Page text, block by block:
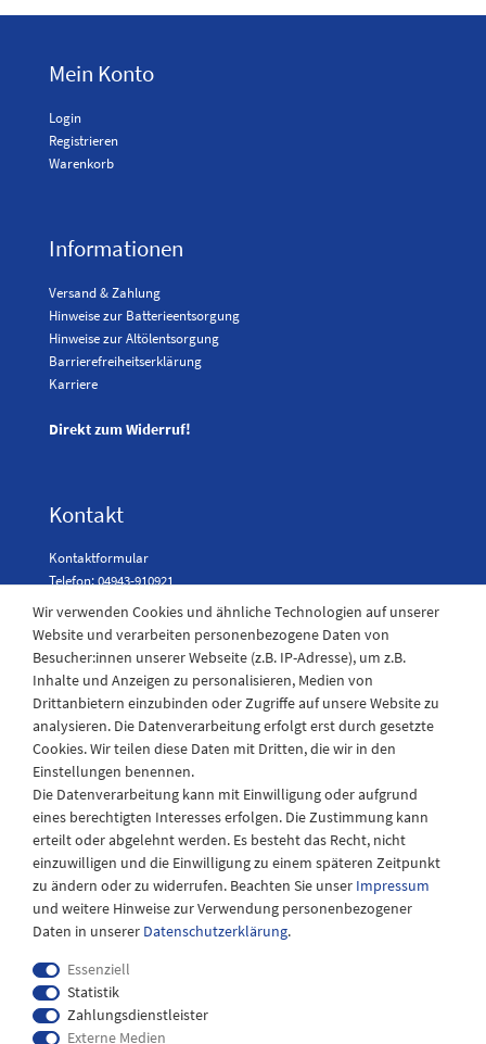
Mein Konto
Login
Registrieren
Warenkorb
Informationen
Versand & Zahlung
Hinweise zur Batterieentsorgung
Hinweise zur Altölentsorgung
Barrierefreiheitserklärung
Karriere
Direkt zum Widerruf!
Kontakt
Kontaktformular
Telefon: 04943-910921
Laden Öffnungszeiten
Montag - Freitag
08:30 - 12:30 und 13.00 - 17.30 Uhr
Samstags
08:30 bis 12:30 Uhr
Wir verwenden Cookies und ähnliche Technologien auf unserer
Website und verarbeiten personenbezogene Daten von
Besucher:innen unserer Webseite (z.B. IP-Adresse), um z.B.
Inhalte und Anzeigen zu personalisieren, Medien von
Drittanbietern einzubinden oder Zugriffe auf unsere Website zu
analysieren. Die Datenverarbeitung erfolgt erst durch gesetzte
Cookies. Wir teilen diese Daten mit Dritten, die wir in den
Einstellungen benennen.
Die Datenverarbeitung kann mit Einwilligung oder aufgrund
eines berechtigten Interesses erfolgen. Die Zustimmung kann
erteilt oder abgelehnt werden. Es besteht das Recht, nicht
einzuwilligen und die Einwilligung zu einem späteren Zeitpunkt
zu ändern oder zu widerrufen. Beachten Sie unser Impressum
und weitere Hinweise zur Verwendung personenbezogener
Daten in unserer Daten­schutz­erklärung.
Essenziell
Statistik
Zahlungsdienstleister
Externe Medien